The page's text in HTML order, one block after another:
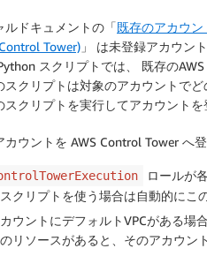
ルドキュメントの「既存のアカウ
Tower) 」 は未登録アカウン
スクリプトでは、 既存の
スクリプトは対象のアカウントで
スクリプトを実行してアカウント
カウントを AWS Control Tower へ
ロールが
クリプトを使う場合は自動的にこ
ウントにデフォルトVPCがある場
リソースがあると、そのアカウン